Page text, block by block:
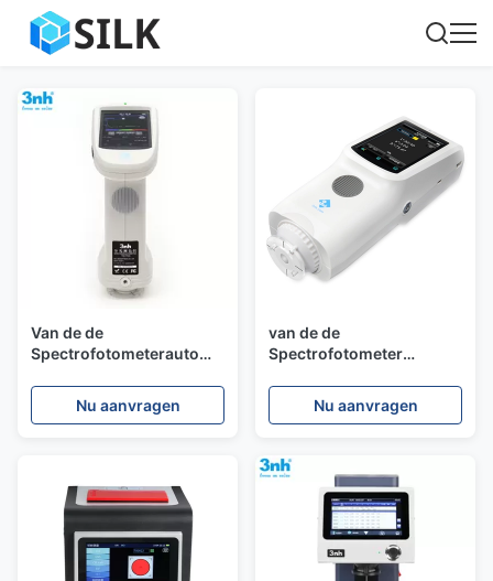
Van de de
Spectrofotometerauto
Draagbare van de het
Lichaamsreparatie van de
Nu aanvragen
van de de
Spectrofotometer
CR9 Draagbare van de de
Analysemeter van het de
het
Laboratoriumcolorimeter
Nu aanvragen